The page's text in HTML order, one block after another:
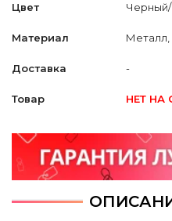
Цвет
Материал Металл,
Доставка -
Товар НЕТ НА